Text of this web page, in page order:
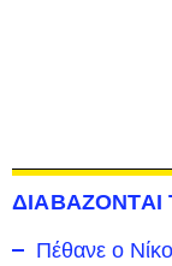
ΔΙΑΒΑΖΟΝΤΑΙ
Πέθανε ο